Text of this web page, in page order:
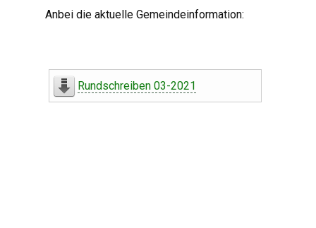
Anbei die aktuelle Gemeindeinformation:
Rundschreiben 03-2021